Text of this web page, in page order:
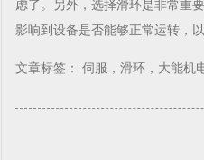
虑了。另外，选择滑环是非常重
影响到设备是否能够正常运转，
文章标签： 伺服，滑环，大能机